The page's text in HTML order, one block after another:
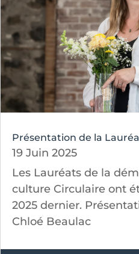
Présentation de la
19 Juin 2025
Les Lauréats de la
culture Circulaire ont
2025 dernier.
Chloé Beaulac